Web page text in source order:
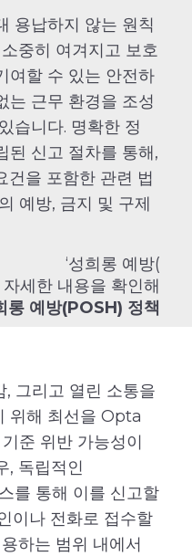
용납하지 않는 원칙
중히 여겨지고 보호
여할 수 있는 안전하
는 근무 환경을 조성
습니다. 명확한 정
된 신고 절차를 통해,
건을 포함한 관련 법
예방, 금지 및 구제
‘성희롱 예방(
세한 내용을 확인해
롱 예방(POSH) 정책
그리고 열린 소통을
위해 최선을 Opta
준 위반 가능성이
, 독립적인
를 통해 이를 신고할
이나 전화로 접수할
하는 범위 내에서